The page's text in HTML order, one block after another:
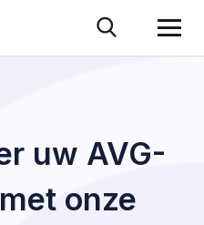
uw AVG-
onze